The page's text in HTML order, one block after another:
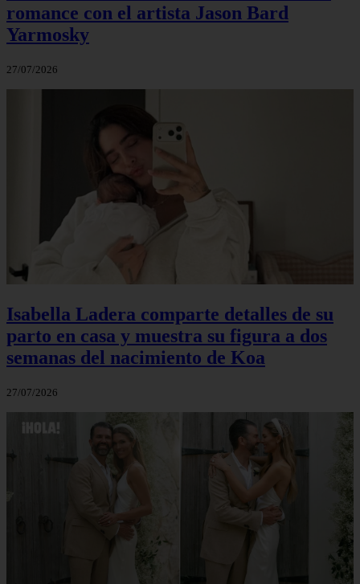
romance con el artista Jason Bard
Yarmosky
27/07/2026
Isabella Ladera comparte detalles de su
parto en casa y muestra su figura a dos
semanas del nacimiento de Koa
27/07/2026